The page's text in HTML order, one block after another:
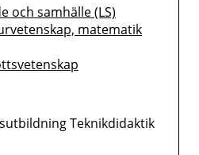
och samhälle (LS)
matematik
Teknikdidaktik